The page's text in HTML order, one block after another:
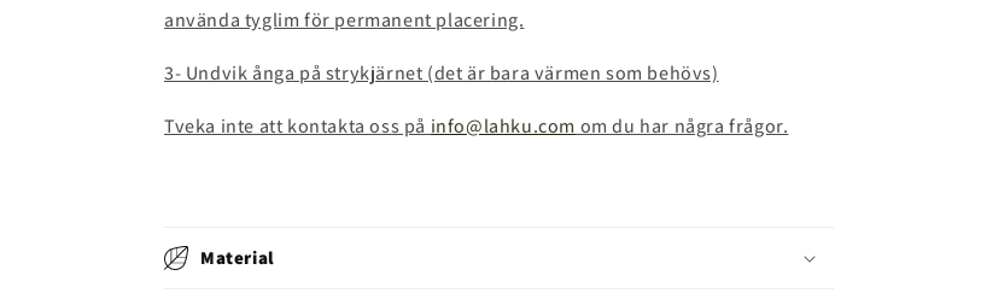
använda tyglim för permanent placering.
3- Undvik ånga på strykjärnet (det är bara värmen som behövs)
Tveka inte att kontakta oss på info@lahku.com om du har några frågor.
Material